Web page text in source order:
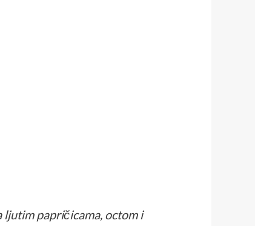
ljutim papričicama, octom i